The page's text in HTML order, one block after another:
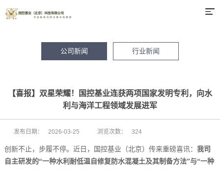
公司新闻 行业新闻
【喜报】双星荣耀！国控基业连获两项国家发明专利，向水
利与海洋工程领域发展进军
发布日期： 2026-03-25 浏览次数： 324
创新不止，步履不停。近日，国控基业（北京）传来重磅喜讯： 我司
自主研发的“一种水利耐低温自修复防水混凝土及其制备方法”与“一种